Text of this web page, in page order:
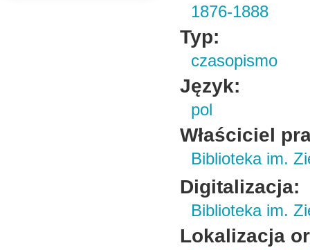
1876-1888
Typ:
czasopismo
Język:
pol
Właściciel
Biblioteka im.
Digitalizacja:
Biblioteka im.
Lokalizacja